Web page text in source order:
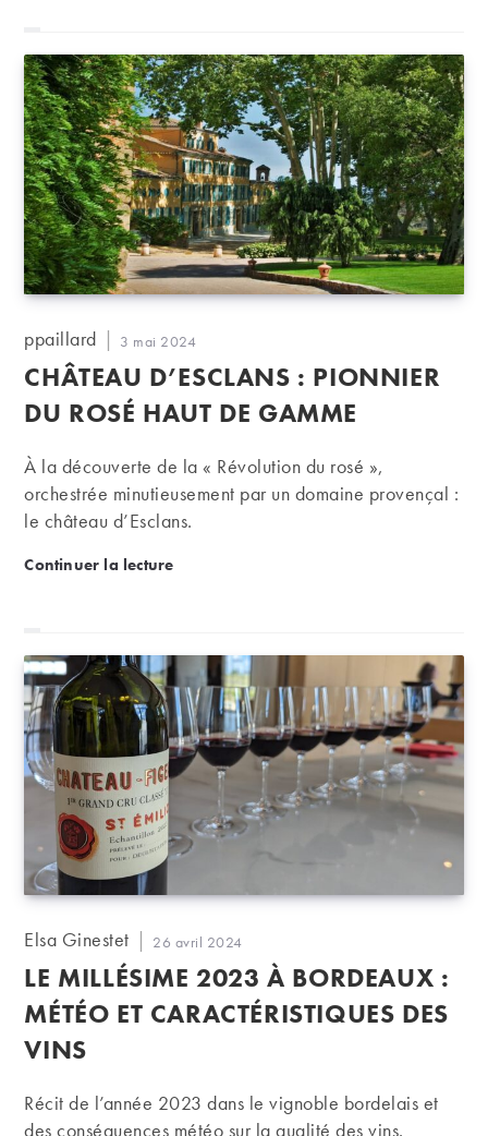
Auteur/autrice
la
publication :
ppaillard
Publication
publiée :
3 mai 2024
CHÂTEAU D’ESCLANS : PIONNIER
DU ROSÉ HAUT DE GAMME
À la découverte de la « Révolution du rosé »,
orchestrée minutieusement par un domaine provençal :
le château d’Esclans.
Continuer la lectureChâteau d’Esclans : pionnier du rosé haut
Auteur/autrice
la
publication :
Elsa Ginestet
Publication
publiée :
26 avril 2024
LE MILLÉSIME 2023 À BORDEAUX :
MÉTÉO ET CARACTÉRISTIQUES DES
VINS
Récit de l’année 2023 dans le vignoble bordelais et
des conséquences météo sur la qualité des vins.